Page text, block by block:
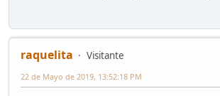
raquelita
Visitante
22 de Mayo de 2019, 13:52:18 PM